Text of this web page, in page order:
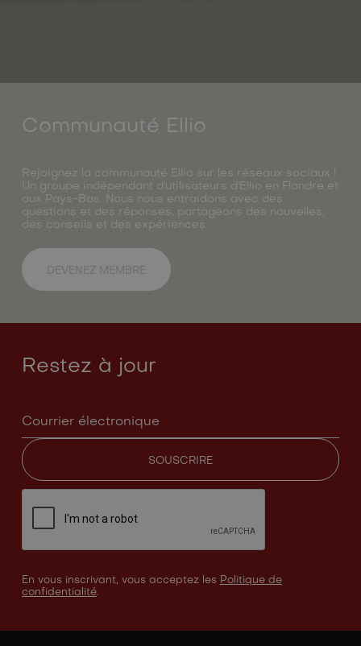
Communauté Ellio
Rejoignez la communauté Ellio sur les réseaux sociaux !
Un groupe indépendant d'utilisateurs d'Ellio en Flandre et
aux Pays-Bas. Nous nous entraidons avec des
questions et des réponses, partageons des nouvelles,
des conseils et des expériences.
DEVENEZ MEMBRE
Restez à jour
En vous inscrivant, vous acceptez les Politique de
confidentialité.